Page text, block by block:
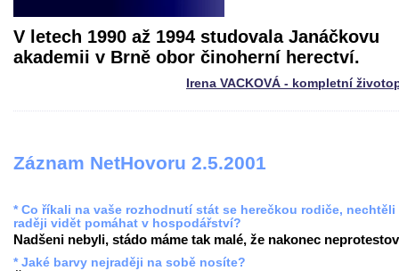
V letech 1990 až 1994 studovala Janáčkovu
akademii v Brně obor činoherní herectví.
Irena VACKOVÁ - kompletní
Záznam NetHovoru 2.5.2001
* Co říkali na vaše rozhodnutí stát se herečkou rodiče, nechtěli
raději vidět pomáhat v hospodářství?
Nadšeni nebyli, stádo máme tak malé, že nakonec
* Jaké barvy nejraději na sobě nosíte?